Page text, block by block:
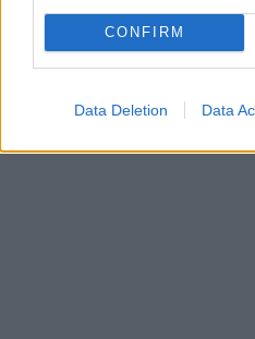
CONFIRM
Data Deletion Data